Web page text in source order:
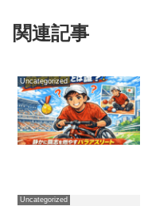
関連記事
Uncategorized
Uncategorized